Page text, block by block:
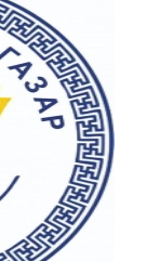
ТӨХК